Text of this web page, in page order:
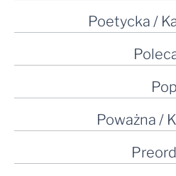
Poetycka /
Pop
Poważna /